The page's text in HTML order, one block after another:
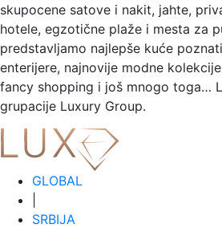
skupocene satove i nakit, jahte,
hotele, egzotične plaže i mesta za
predstavljamo najlepše kuće
enterijere, najnovije modne
fancy shopping i još mnogo toga…
grupacije Luxury Group.
GLOBAL
SRBIJA